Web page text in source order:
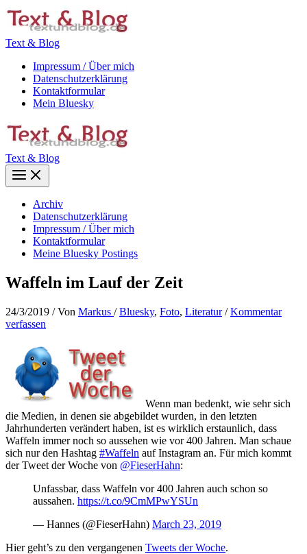
Zum
Inhalt
Text & Blog
Impressum / Über mich
Datenschutzerklärung
Kontaktformular
Mein Bluesky
Text & Blog
Main
Menu
Archiv
Datenschutzerklärung
Impressum / Über mich
Kontaktformular
Meine Bluesky Postings
Waffeln im Lauf der Zeit
24/3/2019 / Von Markus /Bluesky, Foto, Literatur/Kommentar
verfassen
Wenn man bedenkt, wie sehr sich
die Medien, in denen sie abgebildet wurden, in den letzten
Jahrhunderten verändert haben, ist es wirklich erstaunlich, dass
Waffeln immer noch so aussehen wie vor 400 Jahren. Man schaue
sich nur den Hashtag #Waffeln auf Instagram an. Für mich kommt
der Tweet der Woche von @FieserHahn:
Unfassbar, dass Waffeln vor 400 Jahren auch schon so
aussahen. https://t.co/9CmMPwYSUn
— Hannes (@FieserHahn) March 23, 2019
Hier geht’s zu den vergangenen Tweets der Woche.